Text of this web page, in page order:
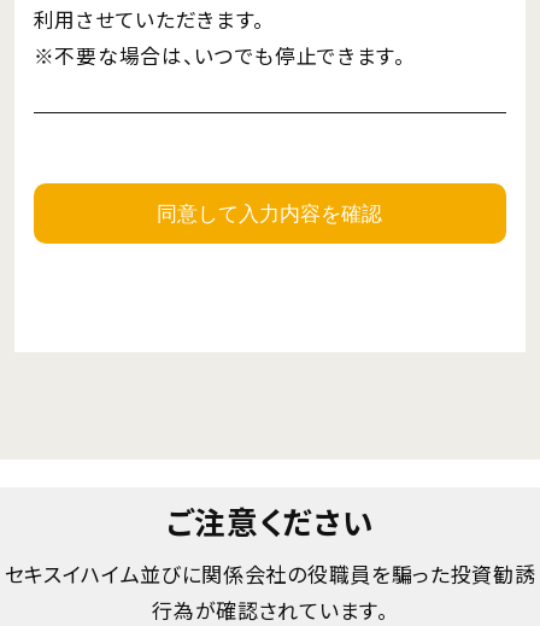
利用させていただきます。
※不要な場合は、いつでも停止できます。
ご注意ください
セキスイハイム並びに関係会社の役職員を騙った投資勧誘
行為が確認されています。